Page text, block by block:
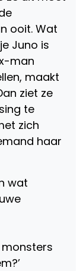
ooit. Wat
Juno is
man
maakt
ziet ze
te
zich
haar
wat
monsters